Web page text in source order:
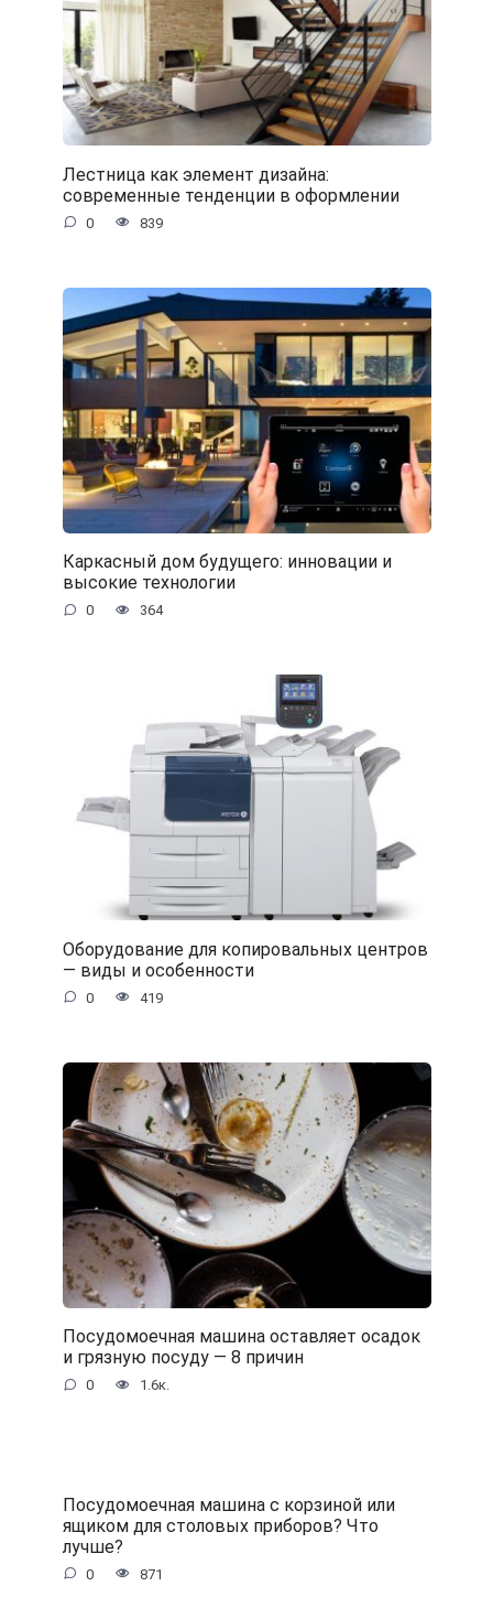
Лестница как элемент дизайна:
современные тенденции в оформлении
0 839
Каркасный дом будущего: инновации и
высокие технологии
0 364
Оборудование для копировальных центров
— виды и особенности
0 419
Посудомоечная машина оставляет осадок
и грязную посуду — 8 причин
0 1.6к.
Посудомоечная машина с корзиной или
ящиком для столовых приборов? Что
лучше?
0 871